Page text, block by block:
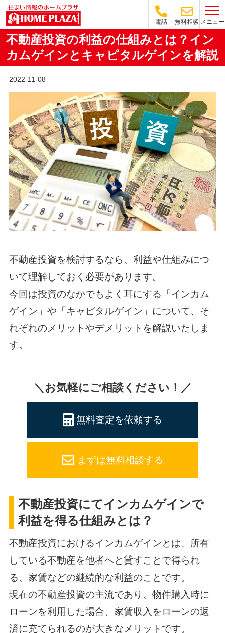
電話 無料相談 メニュー
不動産投資の利益の仕組みとは？イン
カムゲインとキャピタルゲインを解説
2022-11-08
不動産投資を検討するなら、利益や仕組みにつ
いて理解しておく必要があります。
今回は投資のなかでもよく耳にする「インカム
ゲイン」や「キャピタルゲイン」について、そ
れぞれのメリットやデメリットを解説いたしま
す。
＼お気軽にご相談ください！／
無料査定を依頼する
まずは無料相談する
不動産投資にてインカムゲインで
利益を得る仕組みとは？
不動産投資におけるインカムゲインとは、所有
している不動産を他者へと貸すことで得られ
る、家賃などの継続的な利益のことです。
現在の不動産投資の主流であり、物件購入時に
ローンを利用した場合、家賃収入をローンの返
済に充てられるのが大きなメリットです。